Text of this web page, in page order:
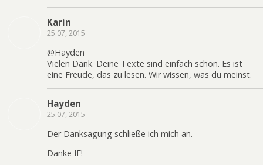
Karin
25.07, 2015
@Hayden
Vielen Dank. Deine Texte sind einfach schön. Es ist
eine Freude, das zu lesen. Wir wissen, was du meinst.
Hayden
25.07, 2015
Der Danksagung schließe ich mich an.
Danke IE!